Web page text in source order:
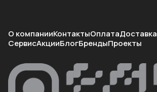
О компанииКонтактыОплатаДоставка
СервисАкцииБлогБрендыПроекты